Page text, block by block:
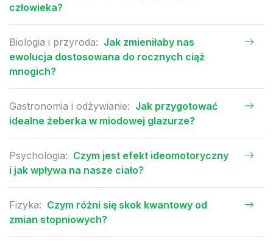
człowieka?
Biologia i przyroda: Jak zmieniłaby nas
ewolucja dostosowana do rocznych ciąż
mnogich?
Gastronomia i odżywianie: Jak przygotować
idealne żeberka w miodowej glazurze?
Psychologia: Czym jest efekt ideomotoryczny
i jak wpływa na nasze ciało?
Fizyka: Czym różni się skok kwantowy od
zmian stopniowych?